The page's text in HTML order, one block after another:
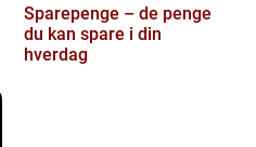
Sparepenge – de penge
du kan spare i din
hverdag